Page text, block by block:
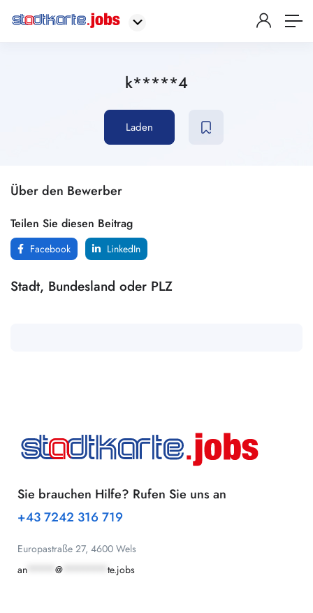
k*****4
Laden
Über den Bewerber
Teilen Sie diesen Beitrag
Facebook LinkedIn
Stadt, Bundesland oder PLZ
Sie brauchen Hilfe? Rufen Sie uns an
+43 7242 316 719
Europastraße 27, 4600 Wels
an
@ te.jobs